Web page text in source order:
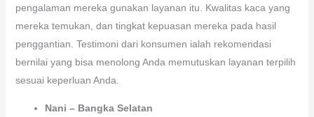
pengalaman mereka gunakan layanan itu. Kwalitas kaca yang
mereka temukan, dan tingkat kepuasan mereka pada hasil
penggantian. Testimoni dari konsumen ialah rekomendasi
bernilai yang bisa menolong Anda memutuskan layanan terpilih
sesuai keperluan Anda.
Nani – Bangka Selatan